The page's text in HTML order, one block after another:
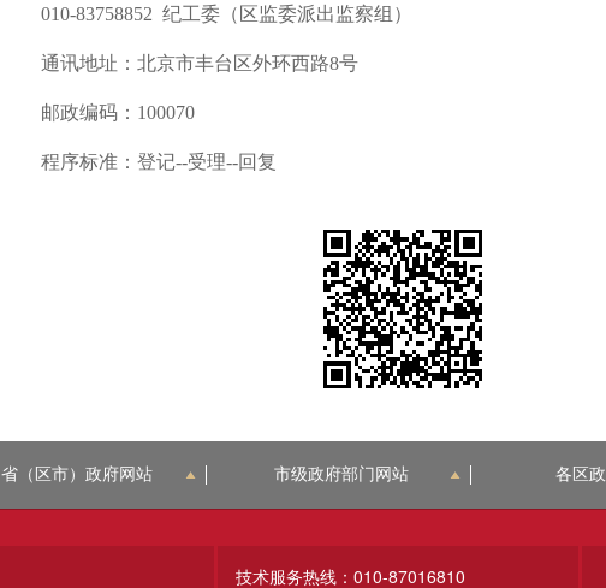
010-83758852 纪工委（区监委派出监察组）
通讯地址：北京市丰台区外环西路8号
邮政编码：100070
程序标准：登记--受理--回复
省（区市）政府网站 市级政府部门网站 各区
技术服务热线：010-87016810